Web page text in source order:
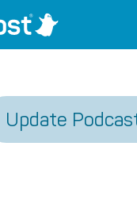
Update